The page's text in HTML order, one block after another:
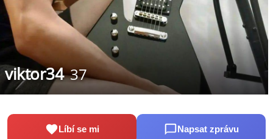
viktor34 37
Líbí se mi Napsat zprávu